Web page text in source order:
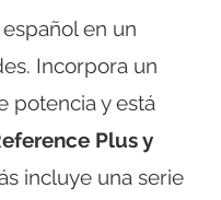
en un
Incorpora un
potencia y está
Plus y
incluye una serie